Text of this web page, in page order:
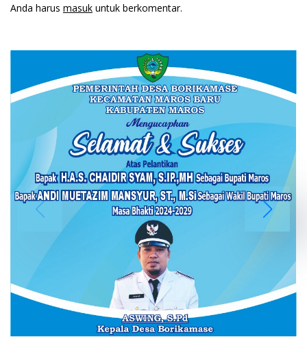
Anda harus masuk untuk berkomentar.